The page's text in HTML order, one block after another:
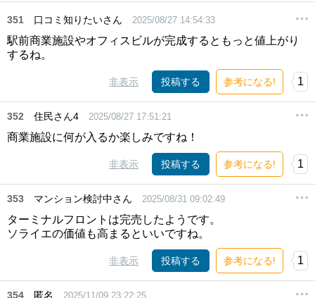
351 口コミ知りたいさん 2025/08/27 14:54:33
駅前商業施設やオフィスビルが完成するともっと値上がり
するね。
非表示 投稿する 参考になる! 1
352 住民さん4 2025/08/27 17:51:21
商業施設に何が入るか楽しみですね！
非表示 投稿する 参考になる! 1
353 マンション検討中さん 2025/08/31 09:02:49
ターミナルフロントは完売したようです。
ソライエの価値も高まるといいですね。
非表示 投稿する 参考になる! 1
354 匿名 2025/11/09 23:22:25